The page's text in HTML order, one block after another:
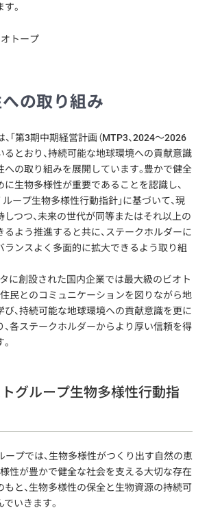
。
トープ
の取り組み
「第3期中期経営計画（MTP3、2024～2026
るとおり、持続可能な地球環境への貢献意識
への取り組みを展開しています。豊かで健全
生物多様性が重要であることを認識し、
ループ生物多様性行動指針」に基づいて、現
つつ、未来の世代が同等またはそれ以上の
よう推進すると共に、ステークホルダーに
ランスよく多面的に拡大できるよう取り組
タに創設された国内企業では最大級のビオト
住民とのコミュニケーションを図りながら地
、持続可能な地球環境への貢献意識を更に
各ステークホルダーからより厚い信頼を得
グループ生物多様性行動指
ープでは、生物多様性がつくり出す自然の恵
性が豊かで健全な社会を支える大切な存在
もと、生物多様性の保全と生物資源の持続可
いきます。